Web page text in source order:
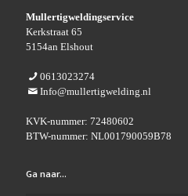
Mullertigweldingservice
Kerkstraat 65
5154an Elshout
0613023274
Info@mullertigwelding.nl
KVK-nummer: 72480602
BTW-nummer: NL001790059B78
Ga naar…